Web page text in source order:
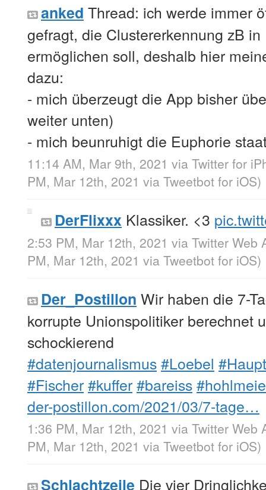
anked Thread: ich werde immer
gefragt, die Clustererkennung zB in
ermöglichen soll, deshalb hier
dazu:
- mich überzeugt die App bisher
weiter unten)
- mich beunruhigt die Euphorie
11:14 AM, Mar 9th, 2021 via Twitter for
PM, Mar 12th, 2021 via Tweetbot for iΟS)
DerFlixxx Klassiker. <3
2:53 PM, Mar 12th, 2021 via Twitter Web
PM, Mar 12th, 2021 via Tweetbot for iΟS)
Der_Postillon Wir haben die 7-
korrupte Unionspolitiker berechnet
schockierend
#datenjournalismus#Loebel
#Fischer#kuffer#bareiss
der-postillon.com/2021/03/7-tage…
1:36 PM, Mar 12th, 2021 via Twitter Web
PM, Mar 12th, 2021 via Tweetbot for iΟS)
Schlachtzeile Die vier